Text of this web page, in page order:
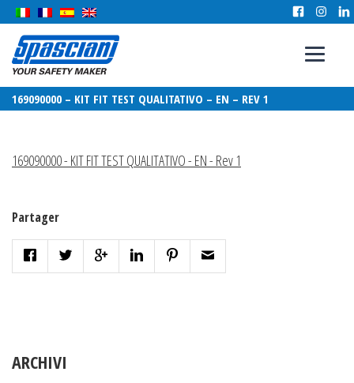
169090000 – KIT FIT TEST QUALITATIVO – EN – REV 1
169090000 - KIT FIT TEST QUALITATIVO - EN - Rev 1
Partager
ARCHIVI